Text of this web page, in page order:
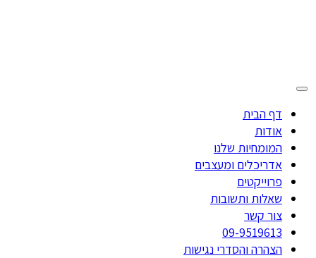
דף הבית
אודות
המומחיות שלנו
אדריכלים ומעצבים
פרוייקטים
שאלות ותשובות
צור קשר
09-9519613
הצהרה והסדרי נגישות